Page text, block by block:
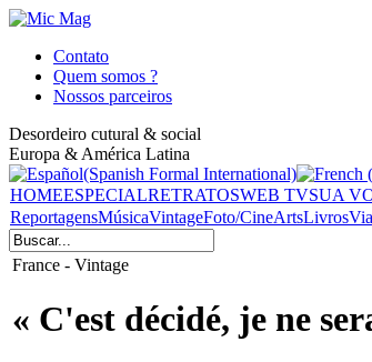
Contato
Quem somos ?
Nossos parceiros
Desordeiro cutural & social
Europa & América Latina
HOMEESPECIALRETRATOSWEB TVSUA
ReportagensMúsicaVintageFoto/CineArtsLivros
France - Vintage
« C'est décidé, je ne